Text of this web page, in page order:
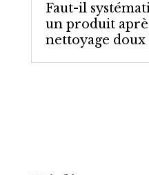
Faut-il
un produit
nettoyage doux